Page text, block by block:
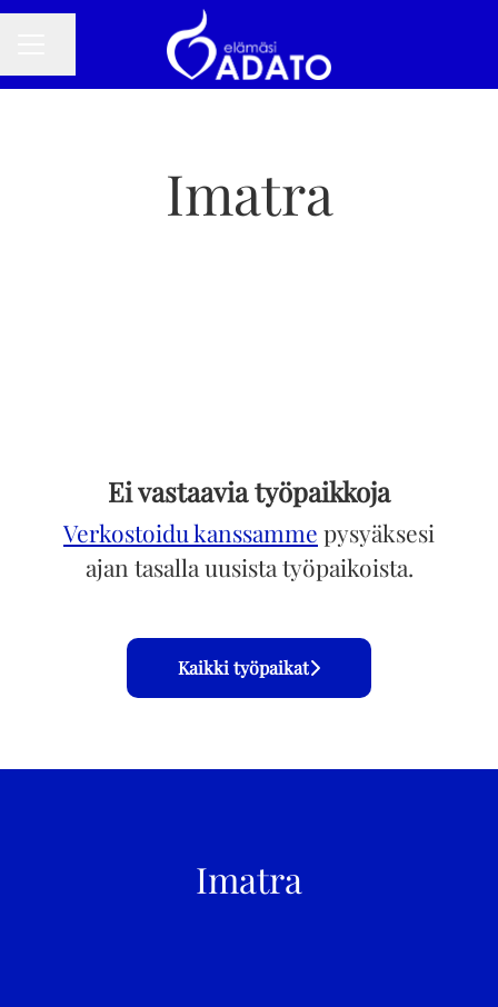
Imatra
Ei vastaavia työpaikkoja
Verkostoidu kanssamme pysyäksesi
ajan tasalla uusista työpaikoista.
Kaikki työpaikat
Imatra